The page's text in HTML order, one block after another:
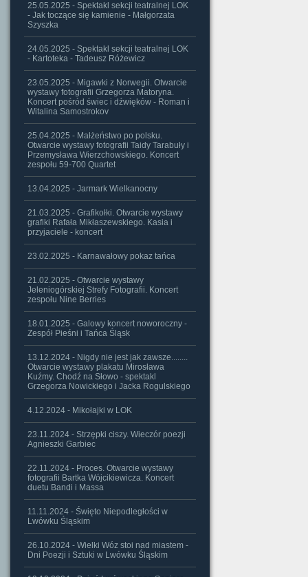
25.05.2025 - Spektakl sekcji teatralnej LOK
- Jak toczące się kamienie - Małgorzata
Szyszka
24.05.2025 - Spektakl sekcji teatralnej LOK
- Kartoteka - Tadeusz Różewicz
23.05.2025 - Migawki z Norwegii. Otwarcie
wystawy fotografii Grzegorza Matoryna.
Koncert pośród świec i dźwięków - Roman i
Witalina Samostrokov
25.04.2025 - Małżeństwo po polsku.
Otwarcie wystawy fotografii Taidy Tarabuły i
Przemysława Wierzchowskiego. Koncert
zespołu 59-700 Quartet
13.04.2025 - Jarmark Wielkanocny
21.03.2025 - Grafikołki. Otwarcie wystawy
grafiki Rafała Mikłaszewskiego. Kasia i
przyjaciele - koncert
23.02.2025 - Karnawałowy pokaz tańca
21.02.2025 - Otwarcie wystawy
Jeleniogórskiej Strefy Fotografii. Koncert
zespołu Nine Berries
18.01.2025 - Galowy koncert noworoczny -
Zespół Pieśni i Tańca Śląsk
13.12.2024 - Nigdy nie jest jak zawsze........
Otwarcie wystawy plakatu Mirosława
Kuźmy. Chodź na Słowo - spektakl
Grzegorza Nowickiego i Jacka Rogulskiego
4.12.2024 - Mikołajki w LOK
23.11.2024 - Strzępki ciszy. Wieczór poezji
Agnieszki Garbiec
22.11.2024 - Proces. Otwarcie wystawy
fotografii Bartka Wójcikiewicza. Koncert
duetu Bandi i Massa
11.11.2024 - Święto Niepodległości w
Lwówku Śląskim
26.10.2024 - Wielki Wóz stoi nad miastem -
Dni Poezji i Sztuki w Lwówku Śląskim